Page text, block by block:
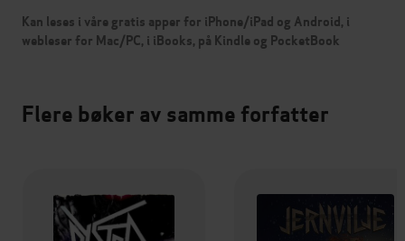
Kan leses i våre gratis apper for iPhone/iPad og Android, i
webleser for Mac/PC, i iBooks, på Kindle og PocketBook
Flere bøker av samme forfatter